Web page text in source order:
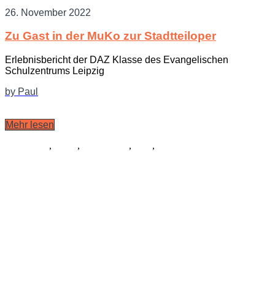
26. November 2022
Zu Gast in der MuKo zur Stadtteiloper
Erlebnisbericht der DAZ Klasse des Evangelischen
Schulzentrums Leipzig
by Paul
Mehr lesen
, , , ,